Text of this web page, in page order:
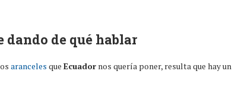
dando de qué hablar
aranceles que Ecuador nos quería poner, resulta que hay un